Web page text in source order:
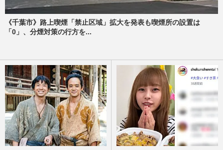
《千葉市》路上喫煙「禁止区域」拡大を発表も喫煙所の設置は
「0」、分煙対策の行方を...